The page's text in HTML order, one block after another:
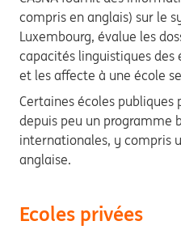
compris en anglais) sur le
Luxembourg, évalue les
capacités linguistiques des
et les affecte à une école
Certaines écoles
depuis peu un programme
internationales, y compris
anglaise.
Ecoles privées